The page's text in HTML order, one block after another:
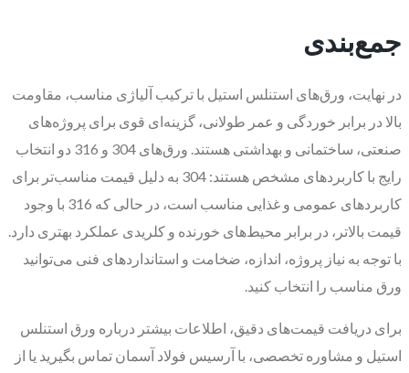
جمع‌بندی
در نهایت، ورق‌های استنلس استیل با ترکیب آلیاژی مناسب، مقاومت
بالا در برابر خوردگی و عمر طولانی، گزینه‌ای قوی برای پروژه‌های
صنعتی، ساختمانی و بهداشتی هستند. ورق‌های 304 و 316 دو انتخاب
رایج با کاربردهای مشخص هستند: 304 به دلیل قیمت مناسب‌تر برای
کاربردهای عمومی و غذایی مناسب است، در حالی که 316 با وجود
قیمت بالاتر، در برابر محیط‌های خورنده و کلریدی عملکرد بهتری دارد.
با توجه به نیاز پروژه، اندازه، ضخامت و استانداردهای فنی می‌توانید
ورق مناسب را انتخاب کنید.
برای دریافت قیمت‌های دقیق، اطلاعات بیشتر درباره ورق استنلس
استیل و مشاوره تخصصی، با آرسیس فولاد آسمان تماس بگیرید یا از